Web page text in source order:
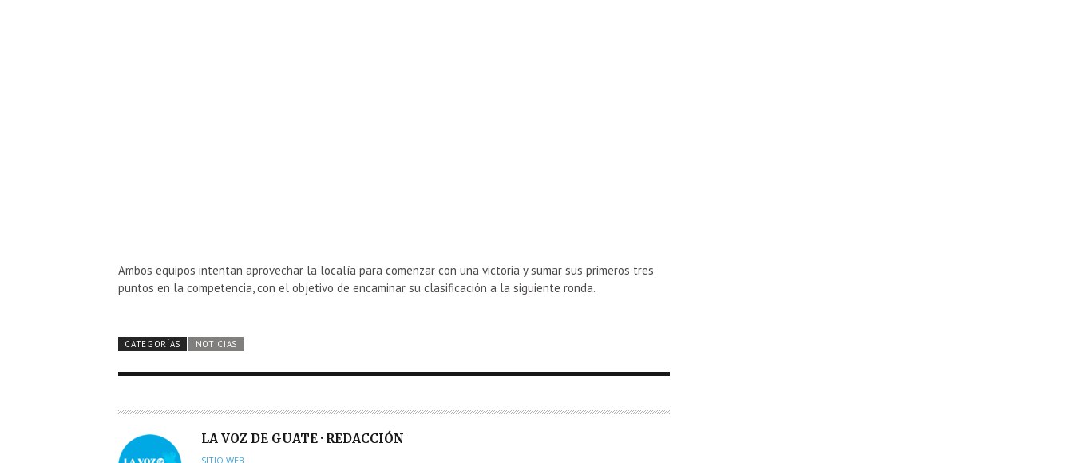
Ambos equipos intentan aprovechar la localía para comenzar con una victoria y sumar sus primeros tres
puntos en la competencia, con el objetivo de encaminar su clasificación a la siguiente ronda.
CATEGORÍAS NOTICIAS
A
U
LA VOZ DE GUATE · REDACCIÓN
SITIO WEB